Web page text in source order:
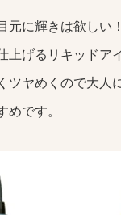
に輝きは欲しい
げるリキッドア
ヤめくので大人
めです。